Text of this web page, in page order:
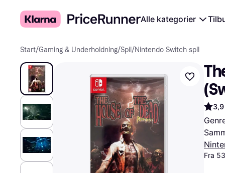
Alle kategorier
Start/Gaming & Underholdning/Spil /Nintendo Switch spil
3,9
Fra